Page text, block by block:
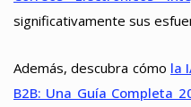
significativamente sus
Además, descubra cómo la
B2B: Una Guía Completa